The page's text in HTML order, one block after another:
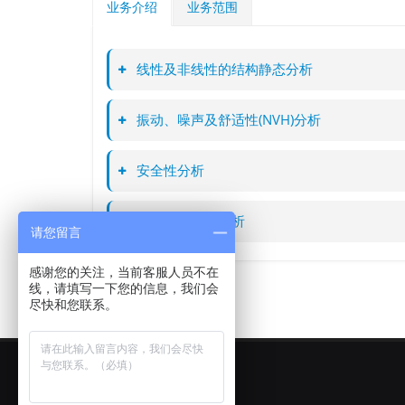
业务介绍 业务范围
线性及非线性的结构静态分析
振动、噪声及舒适性(NVH)分析​
安全性分析
可靠性及疲劳分析
Newsletter
请您留言
感谢您的关注，当前客服人员不在
线，请填写一下您的信息，我们会
尽快和您联系。